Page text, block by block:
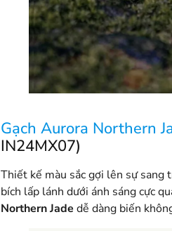
Gạch Aurora Northern
IN24MX07)
Thiết kế màu sắc gợi lên sự sang
bích lấp lánh dưới ánh sáng cực
Northern Jade dễ dàng biến